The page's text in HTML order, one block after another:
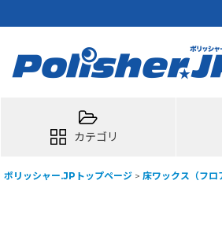
カテゴリ
ポリッシャー.JPトップページ > 床ワックス（フロ